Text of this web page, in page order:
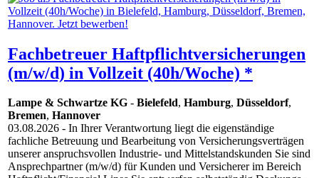
Fachbetreuer Haftpflichtversicherungen
(m/w/d) in Vollzeit (40h/Woche) *
Lampe & Schwartze KG - Bielefeld, Hamburg, Düsseldorf,
Bremen, Hannover
03.08.2026 - In Ihrer Verantwortung liegt die eigenständige
fachliche Betreuung und Bearbeitung von Versicherungsverträgen
unserer anspruchsvollen Industrie- und Mittelstandskunden Sie sind
Ansprechpartner (m/w/d) für Kunden und Versicherer im Bereich